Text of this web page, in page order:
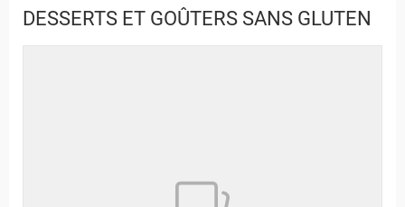
DESSERTS ET GOÛTERS SANS GLUTEN